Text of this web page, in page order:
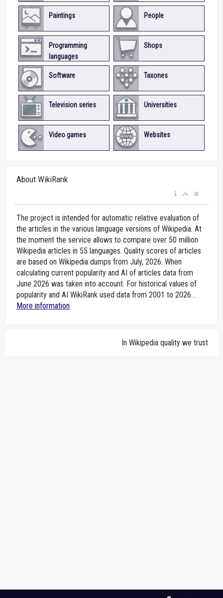
Paintings People
Programming
languages
Shops
Software Taxones
Television series Universities
Video games Websites
About WikiRank
The project is intended for automatic relative evaluation of
the articles in the various language versions of Wikipedia. At
the moment the service allows to compare over 50 million
Wikipedia articles in 55 languages. Quality scores of articles
are based on Wikipedia dumps from July, 2026. When
calculating current popularity and AI of articles data from
June 2026 was taken into account. For historical values of
popularity and AI WikiRank used data from 2001 to 2026...
More information
In Wikipedia quality we trust